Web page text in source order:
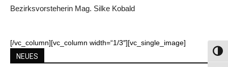
Bezirksvorsteherin Mag. Silke Kobald
[/vc_column][vc_column width=“1/3″][vc_single_image]
NEUES